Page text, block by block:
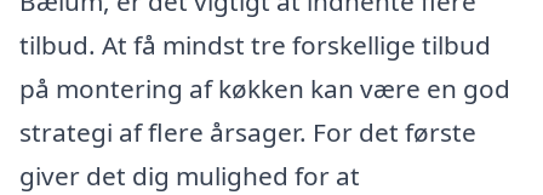
tilbud. At få mindst tre forskellige tilbud
på montering af køkken kan være en god
strategi af flere årsager. For det første
giver det dig mulighed for at